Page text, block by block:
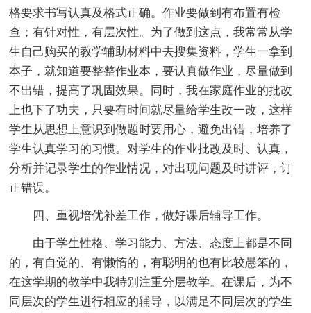
格要求书写认真及格式正确。作业要做到有布置有检
查；有针对性，有层次性。为了做到这点，我常常从学
生自己购买的教学辅助材料中去搜集资料，学生一拿到
本子，就知道要整整作业本，要认真做作业，尽量做到
不出错，提高了巩固效果。同时，我在家庭作业的批改
上也下了功夫，只要有时间就尽量给学生改一改，这样
学生从思想上意识到做题时要用心，避免出错，培养了
学生认真学习的习惯。对学生的作业批改及时、认真，
分析并记录学生的作业情况，对出现问题及时讲评，订
正错误。
四、重视培优补差工作，做好课后辅导工作。
由于学生性格、学习能力、方法、态度上都是不同
的，有自觉的、有懒惰的，有聪明的也有比较愚笨的，
在这学期的教学中我特别注重分层教学。在课后，为不
同层次的学生进行相应的辅导，以满足不同层次的学生